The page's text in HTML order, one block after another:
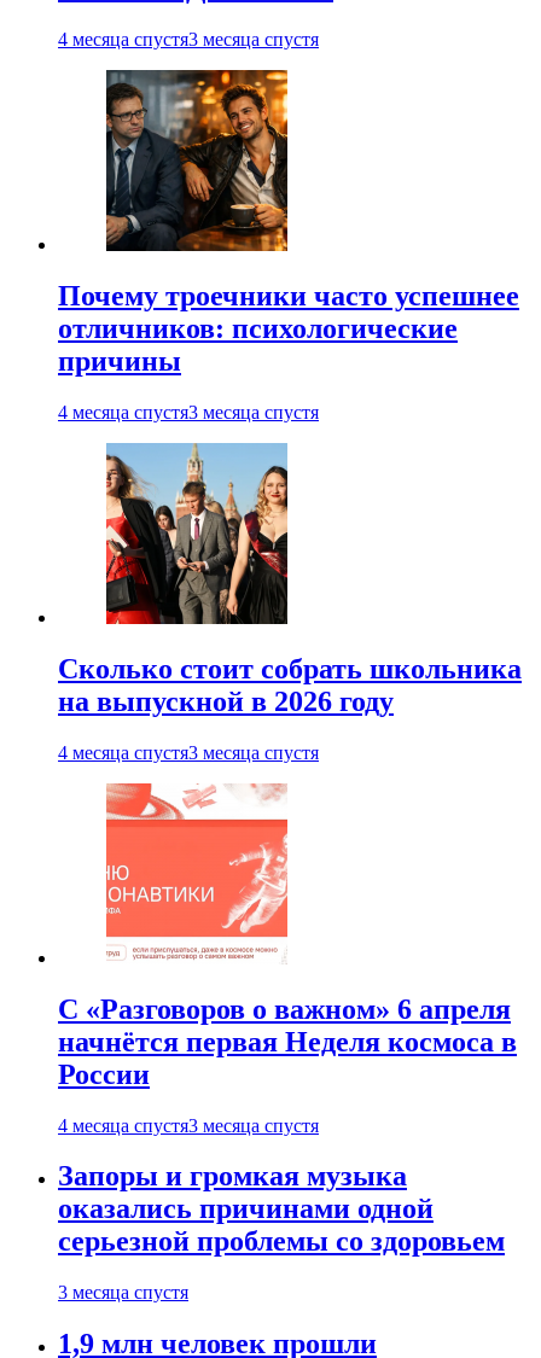
4 месяца спустя3 месяца спустя
Почему троечники часто успешнее
отличников: психологические
причины
4 месяца спустя3 месяца спустя
Сколько стоит собрать школьника
на выпускной в 2026 году
4 месяца спустя3 месяца спустя
С «Разговоров о важном» 6 апреля
начнётся первая Неделя космоса в
России
4 месяца спустя3 месяца спустя
Запоры и громкая музыка
оказались причинами одной
серьезной проблемы со здоровьем
3 месяца спустя
1,9 млн человек прошли